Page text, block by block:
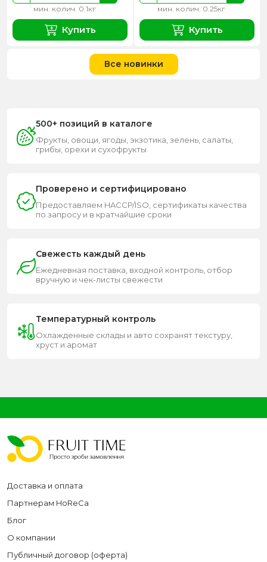
мин. колич. 0.1кг
Купить
мин. колич. 0.25кг
Купить
Все новинки
500+ позиций в каталоге
Фрукты, овощи, ягоды, экзотика, зелень, салаты,
грибы, орехи и сухофрукты
Проверено и сертифицировано
Предоставляем HACCP/ISO, сертификаты качества
по запросу и в кратчайшие сроки
Свежесть каждый день
Ежедневная поставка, входной контроль, отбор
вручную и чек-листы свежести
Температурный контроль
Охлажденные склады и авто сохранят текстуру,
хруст и аромат
Доставка и оплата
Партнерам HoReCa
Блог
О компании
Публичный договор (оферта)